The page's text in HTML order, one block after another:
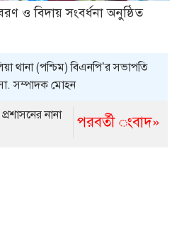
ও বিদায় সংবর্ধনা অনুষ্ঠিত
থানা (পশ্চিম) বিএনপি’র সভাপতি
সম্পাদক মোহন
পরবর্তী ংবাদ»
নানা